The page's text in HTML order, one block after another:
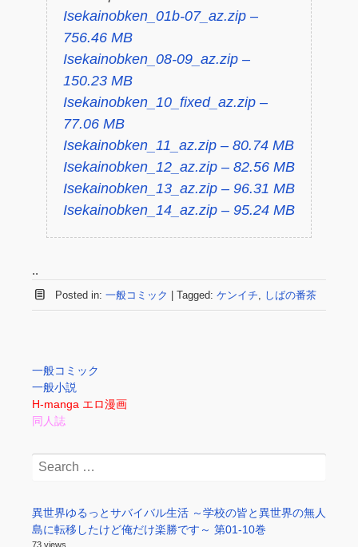
Isekainobken_01b-07_az.zip –
756.46 MB
Isekainobken_08-09_az.zip –
150.23 MB
Isekainobken_10_fixed_az.zip –
77.06 MB
Isekainobken_11_az.zip – 80.74 MB
Isekainobken_12_az.zip – 82.56 MB
Isekainobken_13_az.zip – 96.31 MB
Isekainobken_14_az.zip – 95.24 MB
..
Posted in: 一般コミック | Tagged: ケンイチ しばの番茶
一般コミック
一般小説
H-manga エロ漫画
同人誌
Search
異世界ゆるっとサバイバル生活 ～学校の皆と異世界の無人
島に転移したけど俺だけ楽勝です～ 第01-10巻
73 views